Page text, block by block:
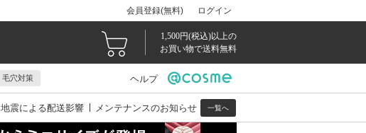
会員登録(無料) ログイン
1,500円(税込)以上の
お買い物で送料無料
毛穴対策 ヘルプ
地震による配送影響 メンテナンスのお知らせ 一覧へ